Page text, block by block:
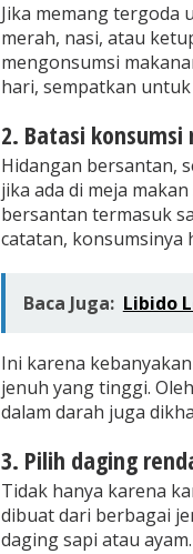
Jika memang
merah, nasi, atau
mengonsumsi
hari, sempatkan
2. Batasi
Hidangan bersantan,
jika ada di meja
bersantan termasuk
catatan, konsumsinya
Baca Juga: Libido
Ini karena
jenuh yang tinggi.
dalam darah juga
3. Pilih daging
Tidak hanya karena
dibuat dari berbagai
daging sapi atau ayam.